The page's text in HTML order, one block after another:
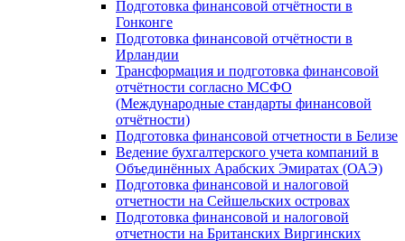
Подготовка финансовой отчётности в
Гонконге
Подготовка финансовой отчётности в
Ирландии
Трансформация и подготовка финансовой
отчётности согласно МСФО
(Международные стандарты финансовой
отчётности)
Подготовка финансовой отчетности в Белизе
Ведение бухгалтерского учета компаний в
Объединённых Арабских Эмиратах (ОАЭ)
Подготовка финансовой и налоговой
отчетности на Сейшельских островах
Подготовка финансовой и налоговой
отчетности на Британских Виргинских